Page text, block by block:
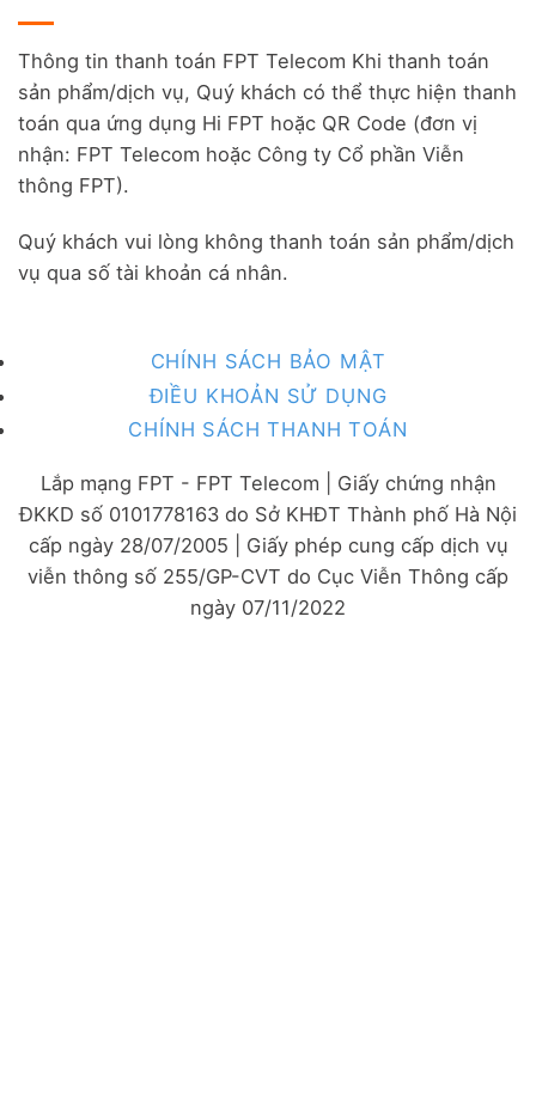
Thông tin thanh toán FPT Telecom Khi thanh toán
sản phẩm/dịch vụ, Quý khách có thể thực hiện thanh
toán qua ứng dụng Hi FPT hoặc QR Code (đơn vị
nhận: FPT Telecom hoặc Công ty Cổ phần Viễn
thông FPT).
Quý khách vui lòng không thanh toán sản phẩm/dịch
vụ qua số tài khoản cá nhân.
CHÍNH SÁCH BẢO MẬT
ĐIỀU KHOẢN SỬ DỤNG
CHÍNH SÁCH THANH TOÁN
Lắp mạng FPT - FPT Telecom | Giấy chứng nhận
ĐKKD số 0101778163 do Sở KHĐT Thành phố Hà Nội
cấp ngày 28/07/2005 | Giấy phép cung cấp dịch vụ
viễn thông số 255/GP-CVT do Cục Viễn Thông cấp
ngày 07/11/2022